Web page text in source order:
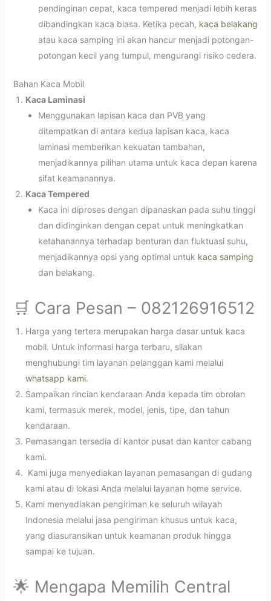
pendinginan cepat, kaca tempered menjadi lebih keras
dibandingkan kaca biasa. Ketika pecah, kaca belakang
atau kaca samping ini akan hancur menjadi potongan-
potongan kecil yang tumpul, mengurangi risiko cedera.
Bahan Kaca Mobil
Kaca Laminasi
Menggunakan lapisan kaca dan PVB yang
ditempatkan di antara kedua lapisan kaca, kaca
laminasi memberikan kekuatan tambahan,
menjadikannya pilihan utama untuk kaca depan karena
sifat keamanannya.
Kaca Tempered
Kaca ini diproses dengan dipanaskan pada suhu tinggi
dan didinginkan dengan cepat untuk meningkatkan
ketahanannya terhadap benturan dan fluktuasi suhu,
menjadikannya opsi yang optimal untuk kaca samping
dan belakang.
🛒 Cara Pesan – 082126916512
Harga yang tertera merupakan harga dasar untuk kaca
mobil. Untuk informasi harga terbaru, silakan
menghubungi tim layanan pelanggan kami melalui
whatsapp kami.
Sampaikan rincian kendaraan Anda kepada tim obrolan
kami, termasuk merek, model, jenis, tipe, dan tahun
kendaraan.
Pemasangan tersedia di kantor pusat dan kantor cabang
kami.
Kami juga menyediakan layanan pemasangan di gudang
kami atau di lokasi Anda melalui layanan home service.
Kami menyediakan pengiriman ke seluruh wilayah
Indonesia melalui jasa pengiriman khusus untuk kaca,
yang diasuransikan untuk keamanan produk hingga
sampai ke tujuan.
🌟 Mengapa Memilih Central